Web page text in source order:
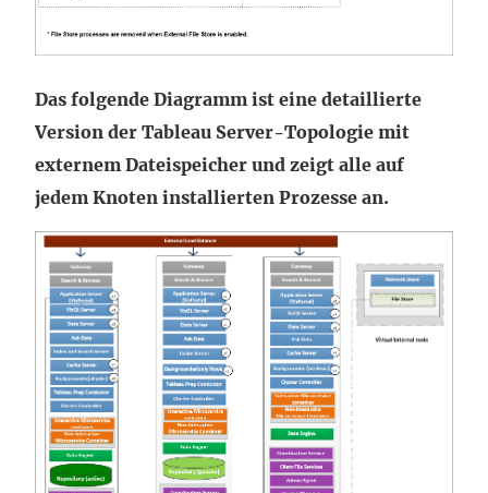
Das folgende Diagramm ist eine detaillierte
Version der Tableau Server-Topologie mit
externem Dateispeicher und zeigt alle auf
jedem Knoten installierten Prozesse an.